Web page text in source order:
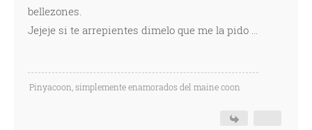
bellezones.
Jejeje si te arrepientes dimelo que me la pido ...
Pinyacoon, simplemente enamorados del maine coon